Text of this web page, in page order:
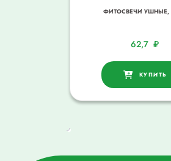
ФИТОСВЕЧИ УШНЫЕ,
62,7₽
КУПИТЬ